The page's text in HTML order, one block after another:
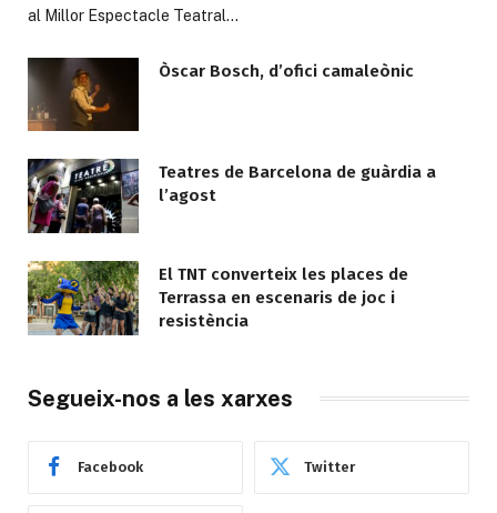
al Millor Espectacle Teatral…
Òscar Bosch, d’ofici camaleònic
Teatres de Barcelona de guàrdia a
l’agost
El TNT converteix les places de
Terrassa en escenaris de joc i
resistència
Segueix-nos a les xarxes
Facebook Twitter